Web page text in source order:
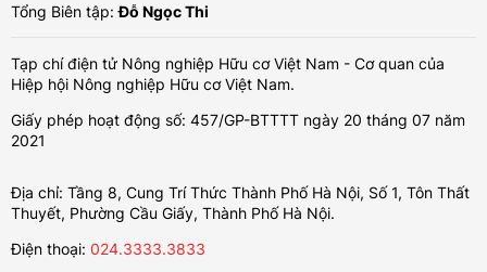
Tổng Biên tập:Đỗ Ngọc Thi
Tạp chí điện tử Nông nghiệp Hữu cơ Việt Nam - Cơ quan của
Hiệp hội Nông nghiệp Hữu cơ Việt Nam.
Giấy phép hoạt động số: 457/GP-BTTTT ngày 20 tháng 07 năm
2021
Địa chỉ: Tầng 8, Cung Trí Thức Thành Phố Hà Nội, Số 1, Tôn Thất
Thuyết, Phường Cầu Giấy, Thành Phố Hà Nội.
Điện thoại: 024.3333.3833